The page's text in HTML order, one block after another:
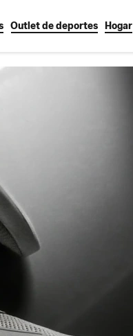
Outlet de deportes Hogar